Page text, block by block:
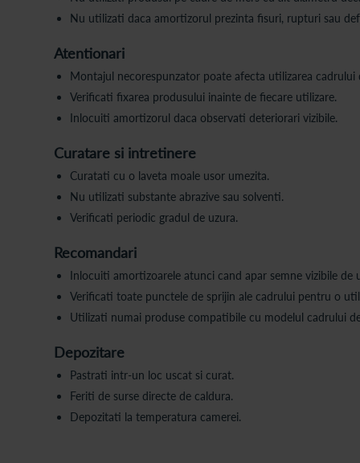
Nu utilizati daca amortizorul prezinta fisuri, rupturi sau
Atentionari
Montajul necorespunzator poate afecta utilizarea cadrului
Verificati fixarea produsului inainte de fiecare utilizare.
Inlocuiti amortizorul daca observati deteriorari vizibile.
Curatare si intretinere
Curatati cu o laveta moale usor umezita.
Nu utilizati substante abrazive sau solventi.
Verificati periodic gradul de uzura.
Recomandari
Inlocuiti amortizoarele atunci cand apar semne vizibile de
Verificati toate punctele de sprijin ale cadrului pentru o
Utilizati numai produse compatibile cu modelul cadrului
Depozitare
Pastrati intr-un loc uscat si curat.
Feriti de surse directe de caldura.
Depozitati la temperatura camerei.